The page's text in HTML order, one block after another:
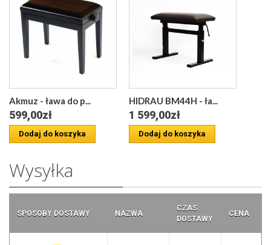
Akmuz - ława do p...
599,00zł
Dodaj do koszyka
HIDRAU BM44H - ła...
1 599,00zł
Dodaj do koszyka
Wysyłka
SPOSOBY DOSTAWY NAZWA
CZAS
DOSTAWY
CENA